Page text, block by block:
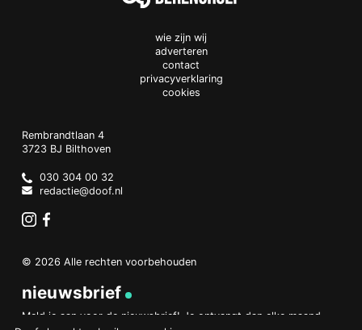
wie zijn wij
adverteren
contact
privacyverklaring
cookies
Doof.nl
work
Rembrandtlaan 4
3723 BJ Bilthoven
Netherlands
030 304 00 32
redactie@doof.nl
© 2026 Alle rechten voorbehouden
nieuwsbrief
Meld je aan voor de nieuwsbrief! Je ontvangt dan elke maand